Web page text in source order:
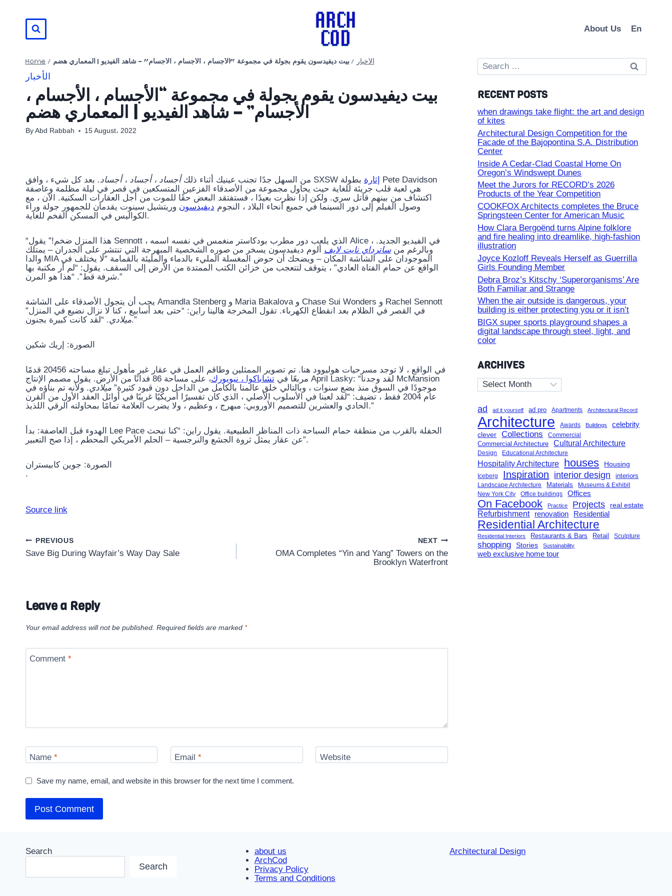
content
About Us En
Home / الأخبار /بيت ديفيدسون يقوم بجولة في مجموعة “الأجسام ، الأجسام ، الأجسام” – شاهد الفيديو | المعماري هضم
الأخبار
بيت ديفيدسون يقوم بجولة في مجموعة “الأجسام ، الأجسام ،
الأجسام” – شاهد الفيديو | المعماري هضم
By Abd Rabbah 15 August، 2022
من السهل جدًا تجنب عينيك أثناء ذلكأجساد ، أجساد ، أجساد . بعد كل شيء ، وافق SXSW إثارة بطولة Pete Davidson
هي لعبة قلب جريئة للغاية حيث يحاول مجموعة من الأصدقاء الفزعين المتسكعين في قصر في ليلة مظلمة وعاصفة
اكتشاف من بينهم قاتل سري. ولكن إذا نظرت بعيدًا ، فستفتقد البعض حقًا للموت من أجل العقارات السكنية. الآن ، مع
وصول الفيلم إلى دور السينما في جميع أنحاء البلاد ، النجوم ديفيدسون وريتشيل سينوت يقدمان للجمهور جولة وراء
الكواليس في المسكن الفخم للغاية.
“هذا المنزل ضخم!” يقول Sennott ، الذي يلعب دور مطرب بودكاستر منغمس في نفسه اسمه Alice ، في الفيديو الجديد.
وبالرغم منساترداي نايت لايف ألوم ديفيدسون يسخر من صوره الشخصية المبهرجة التي تنتشر على الجدران – يمتلك
والدا MIA الموجودان على الشاشة المكان – ويضحك أن حوض المغسلة المليء بالدماء والمليئة بالقمامة “لا يختلف في
الواقع عن حمام الفتاة العادي” ، يتوقف لتتعجب من خزائن الكتب الممتدة من الأرض إلى السقف. يقول: “لم أر مكتبة بها
شرفة قط”. “هذا هو المرن.”
يجب أن يتجول الأصدقاء على الشاشة Amandla Stenberg و Maria Bakalova و Chase Sui Wonders و Rachel Sennott
في القصر في الظلام بعد انقطاع الكهرباء. تقول المخرجة هالينا راين: “حتى بعد أسابيع ، كنا لا نزال نضيع في المنزل”
ميلادي. “لقد كانت كبيرة بجنون.”
الصورة: إريك شكين
في الواقع ، لا توجد مسرحيات هوليوود هنا. تم تصوير الممثلين وطاقم العمل في عقار غير مأهول تبلغ مساحته 20456 قدمًا
مربعًا فيتشاباكوا ، نيويورك
، على مساحة 86 فدانًا من الأرض. يقول مصمم الإنتاج April Lasky: “لقد وجدنا McMansion
موجودًا في السوق منذ بضع سنوات ، وبالتالي خلق عالمنا بالكامل من الداخل دون قيود كثيرة”ميلادي. ولأنه تم بناؤه في
عام 2004 فقط ، تضيف: “لقد لعبنا في الأسلوب الأصلي ، الذي كان تفسيرًا أمريكيًا غريبًا في أوائل العقد الأول من القرن
الحادي والعشرين للتصميم الأوروبي: مبهرج ، وعظيم ، ولا يضرب العلامة تمامًا بمحاولته الرقي اللذيذ.”
الهدوء قبل العاصفة: بدأ Lee Pace الحفلة بالقرب من منطقة حمام السباحة ذات المناظر الطبيعية. يقول راين: “كنا نبحث
عن عقار يمثل ثروة الجشع والنرجسية – الحلم الأمريكي المحطم ، إذا صح التعبير”.
الصورة: جوين كابيستران
.
Source link
Post
PREVIOUS
Save Big During Wayfair’s Way Day Sale
NEXT
OMA Completes “Yin and Yang” Towers on the
Brooklyn Waterfront
Leave a Reply
Your email address will not be published. Required fields are marked *
Comment *
Name * Email* Website
Save my name, email, and website in this browser for the next time I comment.
Search
for:
RECENT POSTS
when drawings take flight: the art and design
of kites
Architectural Design Competition for the
Facade of the Bajopontina S.A. Distribution
Center
Inside A Cedar-Clad Coastal Home On
Oregon’s Windswept Dunes
Meet the Jurors for RECORD’s 2026
Products of the Year Competition
COOKFOX Architects completes the Bruce
Springsteen Center for American Music
How Clara Bergoënd turns Alpine folklore
and fire healing into dreamlike, high-fashion
illustration
Joyce Kozloff Reveals Herself as Guerrilla
Girls Founding Member
Debra Broz’s Kitschy ‘Superorganisms’ Are
Both Familiar and Strange
When the air outside is dangerous, your
building is either protecting you or it isn’t
BIGX super sports playground shapes a
digital landscape through steel, light, and
color
ARCHIVES
Archives
ad ad it yourself ad pro Apartments Architectural Record
Architecture Awards Buildings
celebrity
clever
Collections Commercial
Commercial Architecture Cultural Architecture
Design Educational Architecture
Hospitality Architecture houses Housing
Iceberg Inspiration interior design interiors
Landscape Architecture Materials
Museums & Exhibit
New York City
Office buildings Offices
On Facebook Practice Projects real estate
Refurbishment renovation Residential
Residential Architecture
Residential Interiors Restaurants & Bars Retail Sculpture
shopping Stories Sustainability
web exclusive home tour
Search
Search
about us
ArchCod
Privacy Policy
Terms and Conditions
Architectural Design